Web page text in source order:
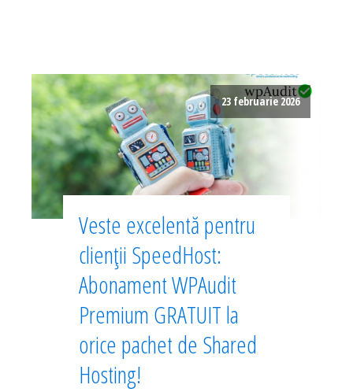
23 februarie 2026
Veste excelentă pentru
clienții SpeedHost:
Abonament WPAudit
Premium GRATUIT la
orice pachet de Shared
Hosting!